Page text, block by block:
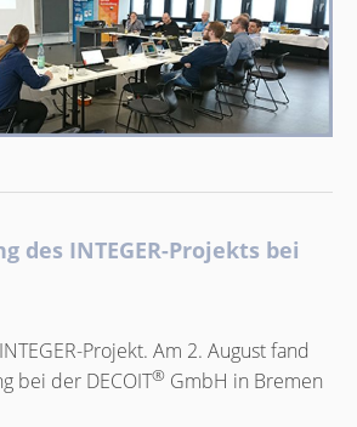
des INTEGER-Projekts bei
Projekt. Am 2. August fand
bei der DECOIT® GmbH in Bremen